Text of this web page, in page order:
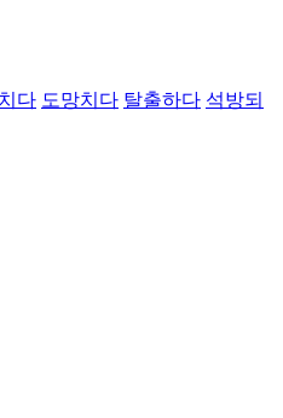
다 도망치다 탈출하다 석방되